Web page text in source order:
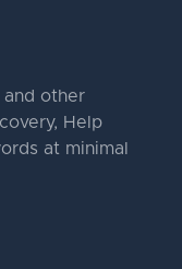
and other
Help
at minimal